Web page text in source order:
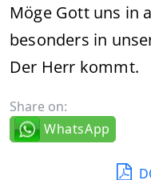
Möge Gott uns in
besonders in
Der Herr kommt.
Share on:
WhatsApp